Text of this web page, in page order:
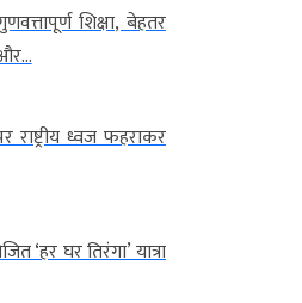
शिक्षा, बेहतर
राष्ट्रीय ध्वज फहराकर
‘हर घर तिरंगा’ यात्रा